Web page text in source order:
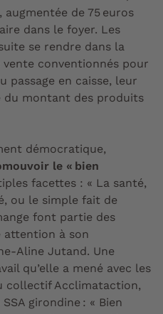
de 75 euros
dans le foyer. Les
se rendre dans la
conventionnés pour
passage en caisse, leur
montant des produits
démocratique,
le « bien
facettes : « La santé,
ou le simple fait de
font partie des
attention à son
Aline Jutand. Une
qu’elle a mené avec les
collectif Acclimataction,
girondine : « Bien